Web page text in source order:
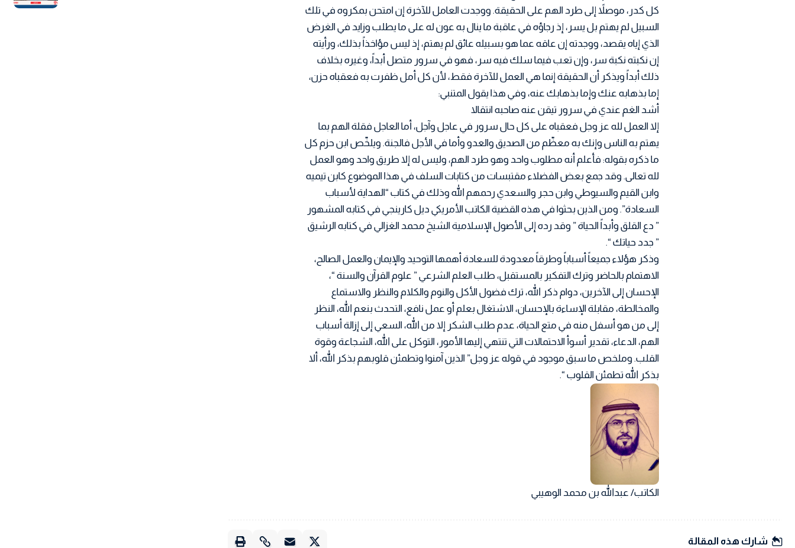
كل كدر، موصلاً إلى طرد الهم على الحقيقة. ووجدت العامل للآخرة إن امتحن بمكروه في تلك
السبيل لم يهتم بل يسر، إذ رجاؤه في عاقبة ما ينال به عون له على ما يطلب وزايد في الغرض
الذي إياه يقصد، ووجدته إن عاقه عما هو بسبيله عائق لم يهتم، إذ ليس مؤاخذاً بذلك، ورأيته
إن نكبته نكبة سر، وإن تعب فيما سلك فيه سر، فهو في سرور متصل أبداً، وغيره بخلاف
ذلك أبداً ويذكر أن الحقيقة إنما هي العمل للآخرة فقط، لأن كل أمل ظفرت به فعقباه حزن،
إما بذهابه عنك وإما بذهابك عنه، وفي هذا يقول المتنبي:
أشد الغم عندي في سرور تيقن عنه صاحبه انتقالا
إلا العمل لله عز وجل فعقباه على كل حال سرور في عاجل وآجل، أما العاجل فقلة الهم بما
يهتم به الناس وإنك به معظّم من الصديق والعدو وأما في الأجل فالجنة. ويلخّص ابن حزم كل
ما ذكره بقوله: فأعلم أنه مطلوب واحد وهو طرد الهم، وليس له إلا طريق واحد وهو العمل
لله تعالى. وقد جمع بعض الفضلاء مقتبسات من كتابات السلف في هذا الموضوع كابن تيميه
وابن القيم والسيوطي وابن حجر والسعدي رحمهم الله وذلك في كتاب “الهداية لأسباب
السعادة”. ومن الذين بحثوا في هذه القضية الكاتب الأمريكي ديل كارينجي في كتابه المشهور
” دع القلق وأبداً الحياة ” وقد رده إلى الأصول الإسلامية الشيخ محمد الغزالي في كتابه الرشيق
” جدد حياتك “.
وذكر هؤلاء جميعاً أسباباً وطرقاً معدودة للسعادة أهمها التوحيد والإيمان والعمل الصالح،
الاهتمام بالحاضر وترك التفكير بالمستقبل، طلب العلم الشرعي ” علوم القرآن والسنة “،
الإحسان إلى الآخرين، دوام ذكر الله، ترك فضول الأكل والنوم والكلام والنظر والاستماع
والمخالطة، مقابلة الإساءة بالإحسان، الاشتغال بعلم أو عمل نافع، التحدث بنعم الله، النظر
إلى من هو أسفل منه في متع الحياة، عدم طلب الشكر إلا من الله، السعي إلى إزالة أسباب
الهم، الدعاء، تقدير أسوأ الاحتمالات التي تنتهي إليها الأمور، التوكل على الله، الشجاعة وقوة
القلب. وملخص ما سبق موجود في قوله عز وجل” الذين آمنوا وتطمئن قلوبهم بذكر الله، ألا
بذكر الله تطمئن القلوب “.
الكاتب/ عبدالله بن محمد الوهيبي
شارك هذه المقالة